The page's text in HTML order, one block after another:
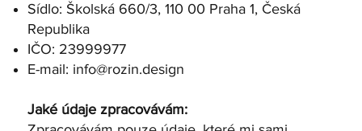
Sídlo: Školská 660/3, 110 00 Praha 1, Česká
Republika
IČO: 23999977
E-mail: info@rozin.design
Jaké údaje zpracovávám: